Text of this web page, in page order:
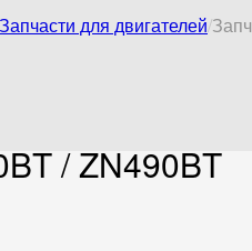
Запчасти для двигателей
/ ZN490BT